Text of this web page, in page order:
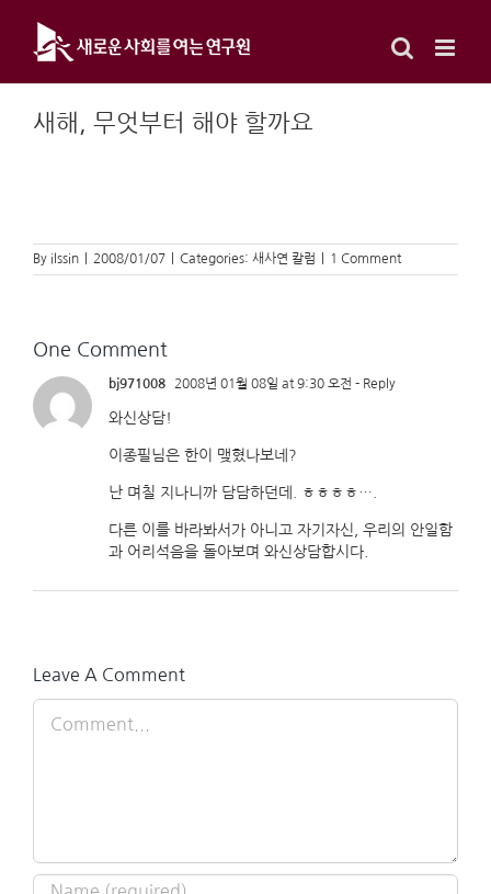
content
새해, 무엇부터 해야 할까요
By ilssin 2008/01/07 Categories: 새사연 칼럼 1 Comment
One Comment
bj971008 2008년 01월 08일 at 9:30 오전 - Reply
와신상담!
이종필님은 한이 맺혔나보네?
난 며칠 지나니까 담담하던데. ㅎㅎㅎㅎ….
다른 이를 바라봐서가 아니고 자기자신, 우리의 안일함
과 어리석음을 돌아보며 와신상담합시다.
Leave A Comment